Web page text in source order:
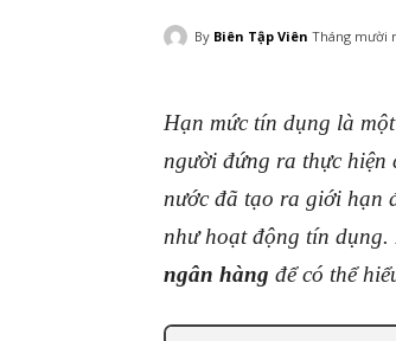
By Biên Tập Viên Tháng mười
Hạn mức tín dụng là
người đứng ra thực hiện
nước đã tạo ra giới hạn
như hoạt động tín
ngân hàng để có thể